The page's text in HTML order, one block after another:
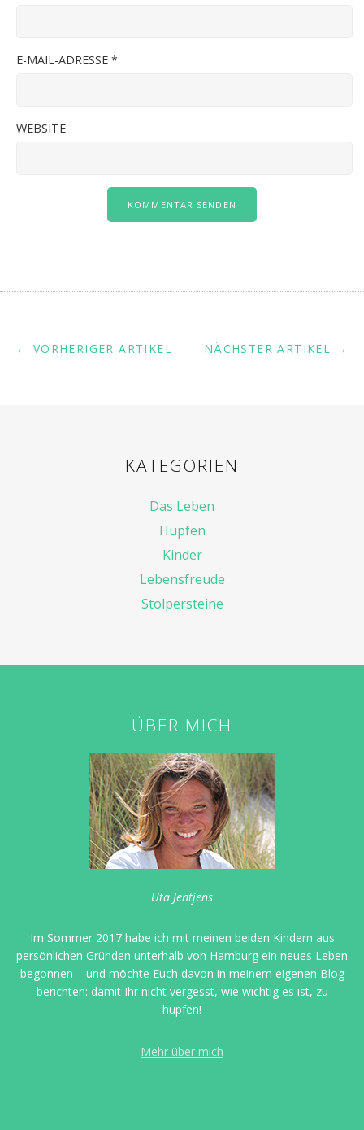
E-MAIL-ADRESSE *
WEBSITE
NÄCHSTER ARTIKEL →
← VORHERIGER ARTIKEL
KATEGORIEN
Das Leben
Hüpfen
Kinder
Lebensfreude
Stolpersteine
ÜBER MICH
Uta Jentjens
Im Sommer 2017 habe ich mit meinen beiden Kindern aus
persönlichen Gründen unterhalb von Hamburg ein neues Leben
begonnen – und möchte Euch davon in meinem eigenen Blog
berichten: damit Ihr nicht vergesst, wie wichtig es ist, zu
hüpfen!
Mehr über mich